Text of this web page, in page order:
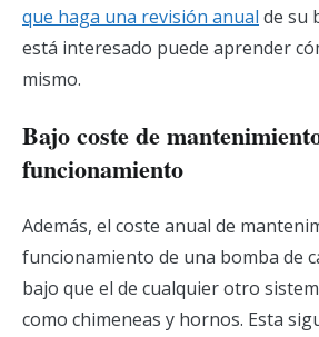
que haga una revisión anual de su
está interesado puede aprender
mismo.
Bajo coste de
funcionamiento
Además, el coste anual de
funcionamiento de una bomba de
bajo que el de cualquier otro
como chimeneas y hornos. Esta